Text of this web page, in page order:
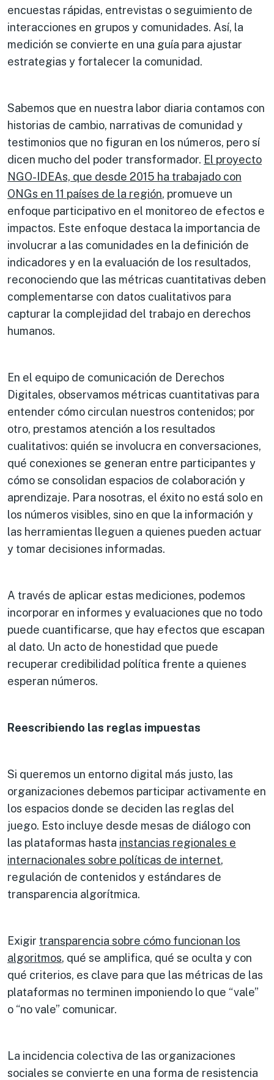
encuestas rápidas, entrevistas o seguimiento de
interacciones en grupos y comunidades. Así, la
medición se convierte en una guía para ajustar
estrategias y fortalecer la comunidad.
Sabemos que en nuestra labor diaria contamos con
historias de cambio, narrativas de comunidad y
testimonios que no figuran en los números, pero sí
dicen mucho del poder transformador. El proyecto
NGO-IDEAs, que desde 2015 ha trabajado con
ONGs en 11 países de la región, promueve un
enfoque participativo en el monitoreo de efectos e
impactos. Este enfoque destaca la importancia de
involucrar a las comunidades en la definición de
indicadores y en la evaluación de los resultados,
reconociendo que las métricas cuantitativas deben
complementarse con datos cualitativos para
capturar la complejidad del trabajo en derechos
humanos.
En el equipo de comunicación de Derechos
Digitales, observamos métricas cuantitativas para
entender cómo circulan nuestros contenidos; por
otro, prestamos atención a los resultados
cualitativos: quién se involucra en conversaciones,
qué conexiones se generan entre participantes y
cómo se consolidan espacios de colaboración y
aprendizaje. Para nosotras, el éxito no está solo en
los números visibles, sino en que la información y
las herramientas lleguen a quienes pueden actuar
y tomar decisiones informadas.
A través de aplicar estas mediciones, podemos
incorporar en informes y evaluaciones que no todo
puede cuantificarse, que hay efectos que escapan
al dato. Un acto de honestidad que puede
recuperar credibilidad política frente a quienes
esperan números.
Reescribiendo las reglas impuestas
Si queremos un entorno digital más justo, las
organizaciones debemos participar activamente en
los espacios donde se deciden las reglas del
juego. Esto incluye desde mesas de diálogo con
las plataformas hasta instancias regionales e
internacionales sobre políticas de internet,
regulación de contenidos y estándares de
transparencia algorítmica.
Exigir transparencia sobre cómo funcionan los
algoritmos, qué se amplifica, qué se oculta y con
qué criterios, es clave para que las métricas de las
plataformas no terminen imponiendo lo que “vale”
o “no vale” comunicar.
La incidencia colectiva de las organizaciones
sociales se convierte en una forma de resistencia